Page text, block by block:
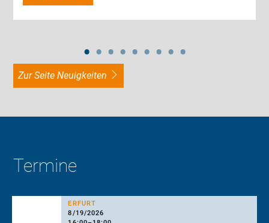
zur Seite Neuigkeiten
Termine
ERFURT
8/19/2026